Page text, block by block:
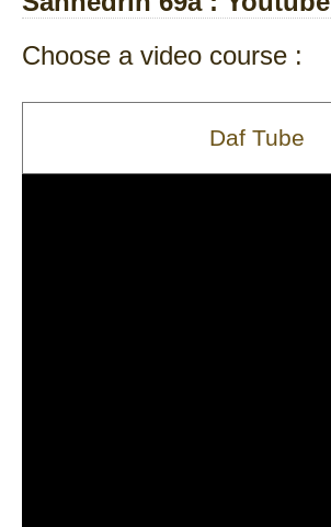
Choose a video course :